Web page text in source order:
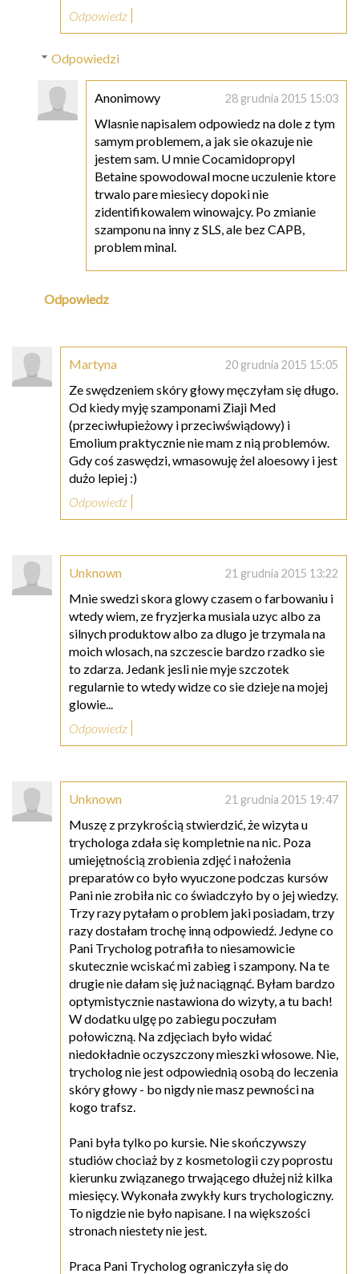
Odpowiedz
Odpowiedzi
Anonimowy 28 grudnia 2015 15:03
Wlasnie napisalem odpowiedz na dole z tym
samym problemem, a jak sie okazuje nie
jestem sam. U mnie Cocamidopropyl
Betaine spowodowal mocne uczulenie ktore
trwalo pare miesiecy dopoki nie
zidentifikowalem winowajcy. Po zmianie
szamponu na inny z SLS, ale bez CAPB,
problem minal.
Odpowiedz
Martyna 20 grudnia 2015 15:05
Ze swędzeniem skóry głowy męczyłam się długo.
Od kiedy myję szamponami Ziaji Med
(przeciwłupieżowy i przeciwświądowy) i
Emolium praktycznie nie mam z nią problemów.
Gdy coś zaswędzi, wmasowuję żel aloesowy i jest
dużo lepiej :)
Odpowiedz
Unknown 21 grudnia 2015 13:22
Mnie swedzi skora glowy czasem o farbowaniu i
wtedy wiem, ze fryzjerka musiala uzyc albo za
silnych produktow albo za dlugo je trzymala na
moich wlosach, na szczescie bardzo rzadko sie
to zdarza. Jedank jesli nie myje szczotek
regularnie to wtedy widze co sie dzieje na mojej
glowie...
Odpowiedz
Unknown 21 grudnia 2015 19:47
Muszę z przykrością stwierdzić, że wizyta u
trychologa zdała się kompletnie na nic. Poza
umiejętnością zrobienia zdjęć i nałożenia
preparatów co było wyuczone podczas kursów
Pani nie zrobiła nic co świadczyło by o jej wiedzy.
Trzy razy pytałam o problem jaki posiadam, trzy
razy dostałam trochę inną odpowiedź. Jedyne co
Pani Trycholog potrafiła to niesamowicie
skutecznie wciskać mi zabieg i szampony. Na te
drugie nie dałam się już naciągnąć. Byłam bardzo
optymistycznie nastawiona do wizyty, a tu bach!
W dodatku ulgę po zabiegu poczułam
połowiczną. Na zdjęciach było widać
niedokładnie oczyszczony mieszki włosowe. Nie,
trycholog nie jest odpowiednią osobą do leczenia
skóry głowy - bo nigdy nie masz pewności na
kogo trafsz.
Pani była tylko po kursie. Nie skończywszy
studiów chociaż by z kosmetologii czy poprostu
kierunku związanego trwającego dłużej niż kilka
miesięcy. Wykonała zwykły kurs trychologiczny.
To nigdzie nie było napisane. I na większości
stronach niestety nie jest.
Praca Pani Trycholog ograniczyła się do